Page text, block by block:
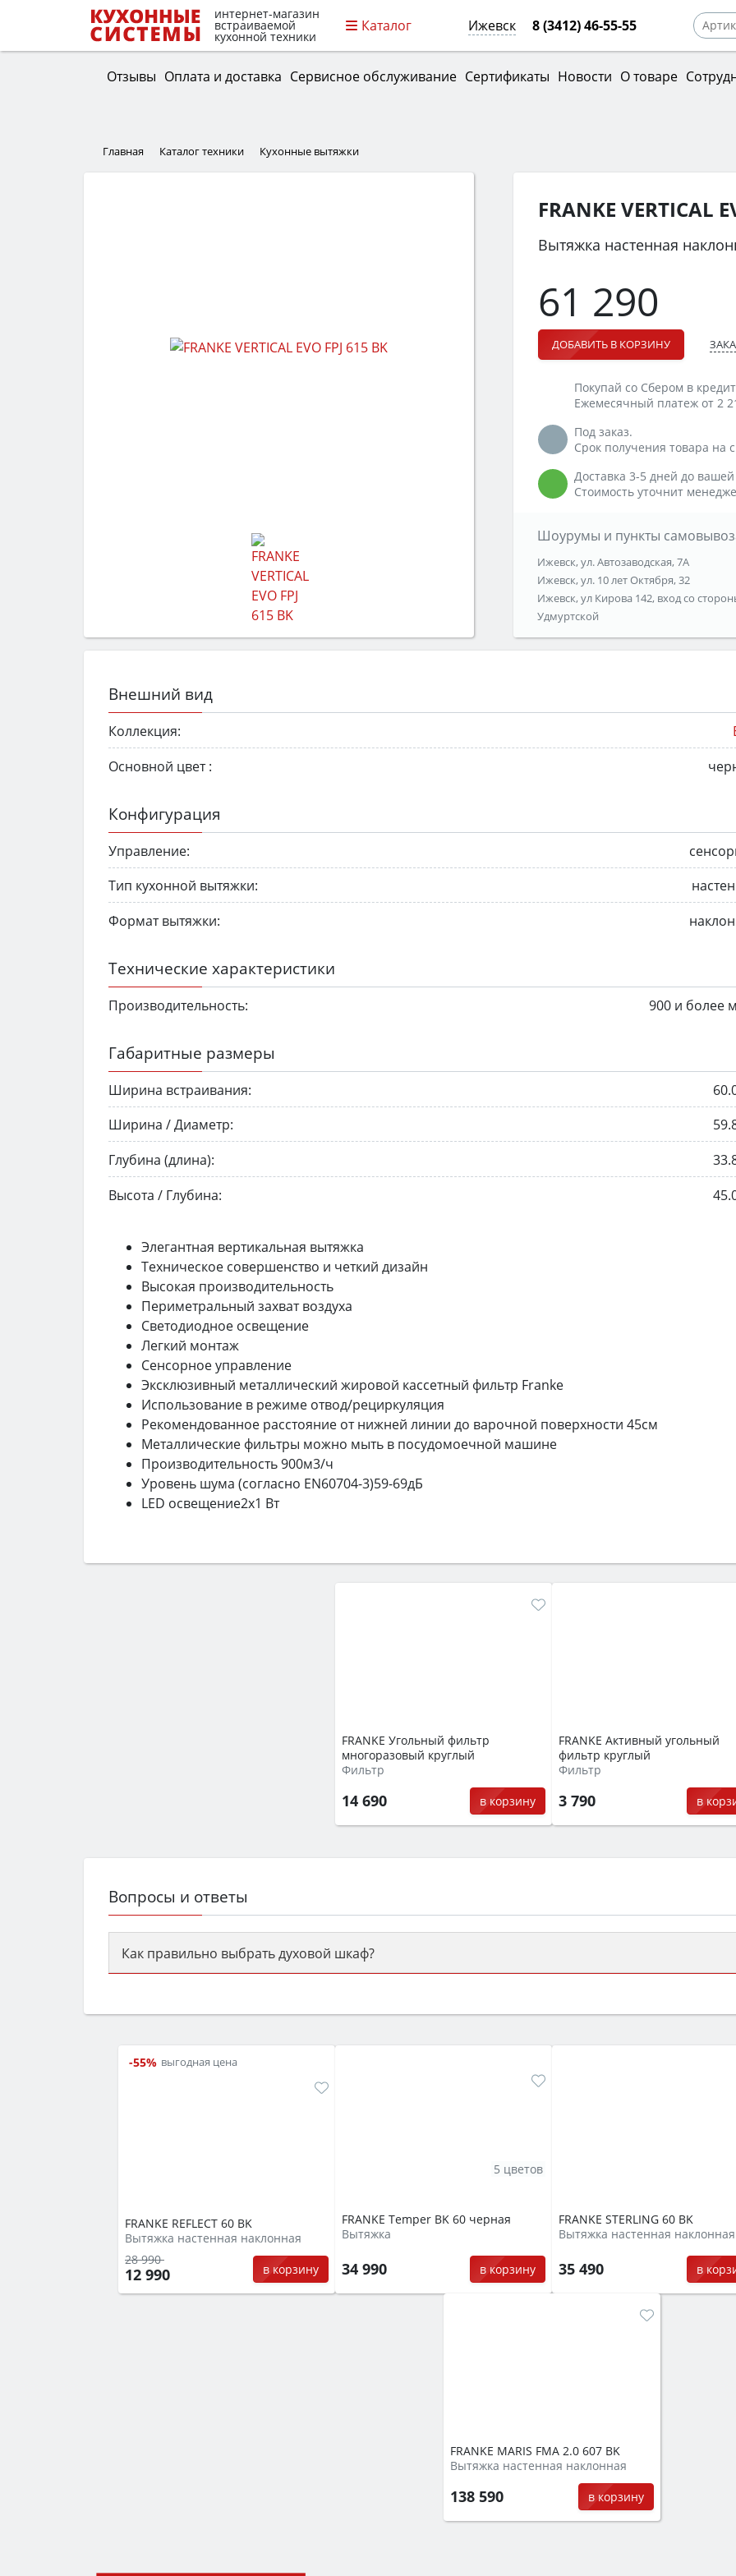
интернет-магазин
встраиваемой
кухонной техники
Каталог Ижевск 8 (3412) 46-55-55
Отзывы Оплата и доставка Сервисное обслуживание Сертификаты Новости О товаре
Главная Каталог техники Кухонные вытяжки
FRANKE VERTICAL
Вытяжка настенная
61 290
ДОБАВИТЬ В КОРЗИНУ
Покупай со Сбером в
Ежемесячный платеж от 2
Под заказ.
Срок получения товара на
Доставка 3-5 дней до
Стоимость уточнит
Шоурумы и пункты
Ижевск, ул. Автозаводская, 7А
Ижевск, ул. 10 лет Октября, 32
Ижевск, ул Кирова 142, вход со
Удмуртской
Внешний вид
Коллекция:
Основной цвет :
Конфигурация
Управление:
Тип кухонной вытяжки:
Формат вытяжки:
Технические характеристики
Производительность: 900 и более
Габаритные размеры
Ширина встраивания:
Ширина / Диаметр:
Глубина (длина):
Высота / Глубина:
Элегантная вертикальная вытяжка
Техническое совершенство и четкий дизайн
Высокая производительность
Периметральный захват воздуха
Светодиодное освещение
Легкий монтаж
Сенсорное управление
Эксклюзивный металлический жировой кассетный фильтр Franke
Использование в режиме отвод/рециркуляция
Рекомендованное расстояние от нижней линии до варочной поверхности 45см
Металлические фильтры можно мыть в посудомоечной машине
Производительность 900м3/ч
Уровень шума (согласно EN60704-3)59-69дБ
LED освещение2х1 Вт
FRANKE Угольный фильтр
многоразовый круглый
Фильтр
14 690 в корзину
FRANKE Активный угольный
фильтр круглый
Фильтр
3 790 в
Вопросы и ответы
Как правильно выбрать духовой шкаф?
семьи, класс энергопотребления не ниже A и нужные функции (конвекция, гриль,
-55% выгодная цена
FRANKE REFLECT 60 BK
Вытяжка настенная наклонная
28 990
12 990 в корзину
FRANKE Temper BK 60 черная
Вытяжка
34 990 в корзину
5 цветов
FRANKE STERLING 60 BK
Вытяжка настенная наклонная
35 490 в
FRANKE MARIS FMA 2.0 607 BK
Вытяжка настенная наклонная
138 590 в корзину